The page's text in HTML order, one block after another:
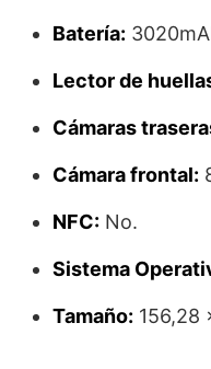
Batería:
Lector de
Cámaras
Cámara frontal:
NFC: No.
Sistema
Tamaño: 156,28